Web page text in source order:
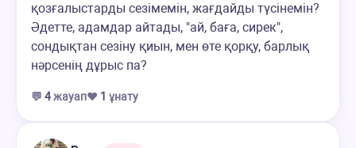
қозғалыстарды сезімемін, жағдайды түсінемін?
Әдетте, адамдар айтады, "ай, баға, сирек",
сондықтан сезіну қиын, мен өте қорқу, барлық
нәрсенің дұрыс па?
💬 4жауап❤️ 1 ұнату